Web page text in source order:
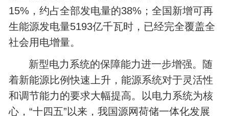
15%，约占全部发电量的38%；全国新增可再
生能源发电量5193亿千瓦时，已经完全覆盖全
社会用电增量。
新型电力系统的保障能力进一步增强。随
着新能源比例快速上升，能源系统对于灵活性
和调节能力的要求大幅提高。以电力系统为核
心，“十四五”以来，我国源网荷储一体化发展